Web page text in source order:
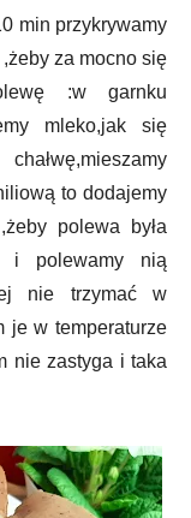
min przykrywamy
za mocno się
:w garnku
mleko,jak się
to dodajemy
polewa była
i polewamy nią
nie trzymać w
je w temperaturze
nie zastyga i taka